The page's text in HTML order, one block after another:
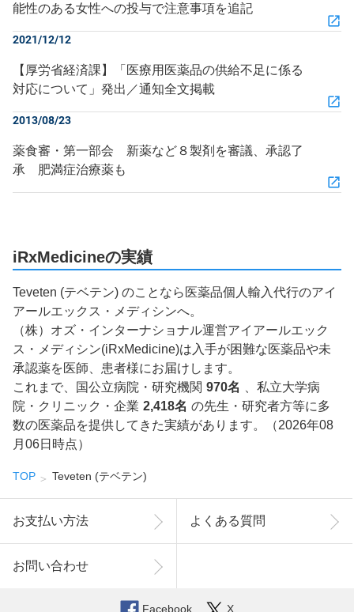
能性のある女性への投与で注意事項を追記
2021/12/12
【厚労省経済課】「医療用医薬品の供給不足に係る
対応について」発出／通知全文掲載
2013/08/23
薬食審・第一部会 新薬など８製剤を審議、承認了
承 肥満症治療薬も
iRxMedicineの実績
Teveten (テベテン) のことなら医薬品個人輸入代行のアイ
アールエックス・メディシンへ。
（株）オズ・インターナショナル運営アイアールエック
ス・メディシン(iRxMedicine)は入手が困難な医薬品や未
承認薬を医師、患者様にお届けします。
これまで、国公立病院・研究機関 970名
、私立大学病
院・クリニック・企業 2,418名 の先生・研究者方等に多
数の医薬品を提供してきた実績があります。（2026年08
月06日時点）
TOP Teveten (テベテン)
お支払い方法 よくある質問
お問い合わせ
Facebook X